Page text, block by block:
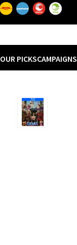
OUR PICKSCAMPAIGNS